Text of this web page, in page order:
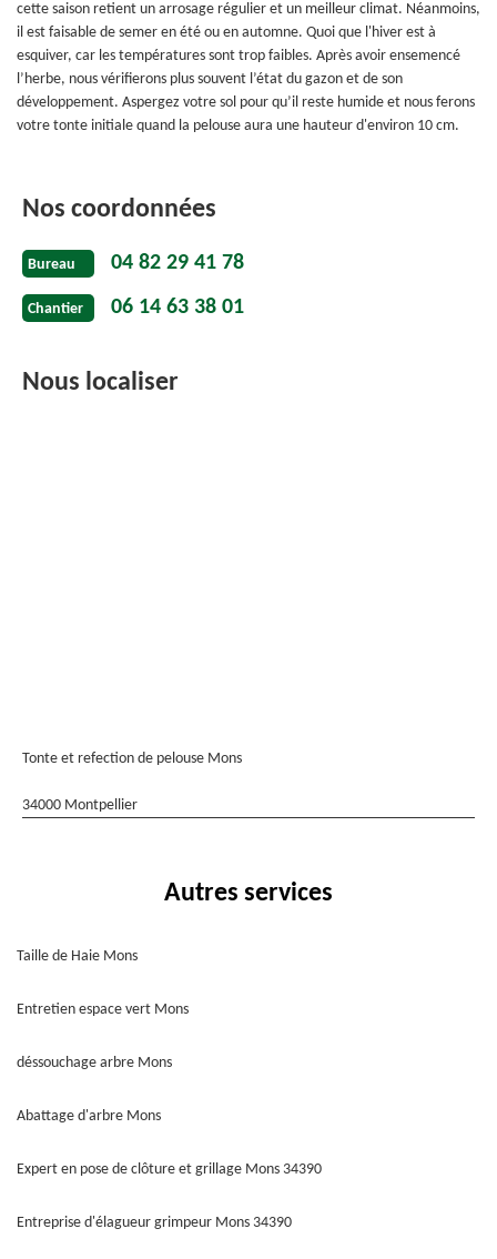
cette saison retient un arrosage régulier et un meilleur climat. Néanmoins,
il est faisable de semer en été ou en automne. Quoi que l'hiver est à
esquiver, car les températures sont trop faibles. Après avoir ensemencé
l’herbe, nous vérifierons plus souvent l’état du gazon et de son
développement. Aspergez votre sol pour qu’il reste humide et nous ferons
votre tonte initiale quand la pelouse aura une hauteur d'environ 10 cm.
Nos coordonnées
Bureau 04 82 29 41 78
Chantier 06 14 63 38 01
Nous localiser
Tonte et refection de pelouse Mons
34000 Montpellier
Autres services
Taille de Haie Mons
Entretien espace vert Mons
déssouchage arbre Mons
Abattage d'arbre Mons
Expert en pose de clôture et grillage Mons 34390
Entreprise d'élagueur grimpeur Mons 34390